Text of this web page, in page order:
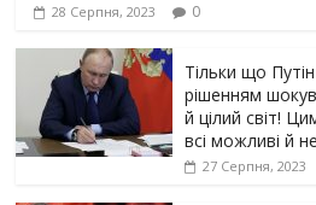
28 Серпня, 2023 0
Тільки що
рішенням
й цілий світ!
всі можливі й
27 Серпня, 2023